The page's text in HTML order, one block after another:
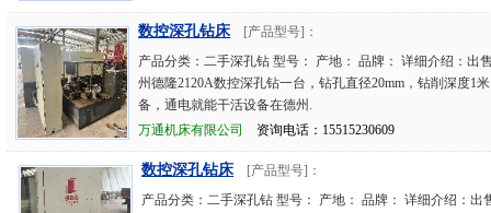
数控深孔钻床
[产品型号]：
产品分类：二手深孔钻 型号： 产地： 品牌： 详细介绍：出
州德隆2120A数控深孔钻一台，钻孔直径20mm，钻削深度1
备，通电就能干活设备在德州.
万通机床有限公司
资询电话：15515230609
数控深孔钻床
[产品型号]：
产品分类：二手深孔钻 型号： 产地： 品牌： 详细介绍：出